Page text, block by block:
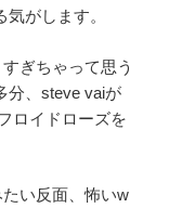
がします。
ぎちゃって思う
分、steve vaiが
ロイドローズを
い反面、怖いw